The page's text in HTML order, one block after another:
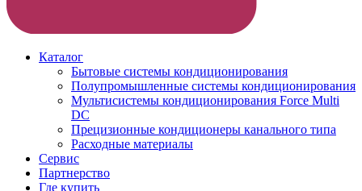
Каталог
Бытовые системы кондиционирования
Полупромышленные системы кондиционирования
Мультисистемы кондиционирования Force Multi
DC
Прецизионные кондиционеры канального типа
Расходные материалы
Сервис
Партнерство
Где купить